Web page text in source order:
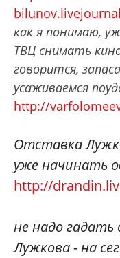
как я понимаю,
ТВЦ снимать
говорится,
усаживаемся
http://
Отставка
уже начинать
http://
не надо
Лужкова - на